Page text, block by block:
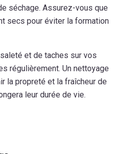
séchage. Assurez-vous que
secs pour éviter la formation
et de taches sur vos
régulièrement. Un nettoyage
la propreté et la fraîcheur de
leur durée de vie.